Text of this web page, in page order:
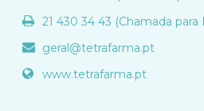
21 430 34 43 (Chamada para
geral@tetrafarma.pt
www.tetrafarma.pt